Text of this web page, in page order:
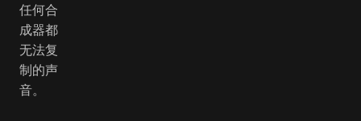
任何合
成器都
无法复
制的声
音。